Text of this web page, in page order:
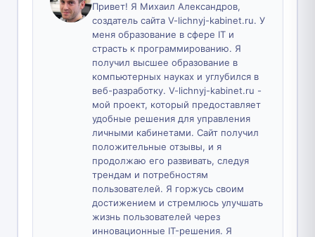
Привет! Я Михаил Александров,
создатель сайта V-lichnyj-kabinet.ru. У
меня образование в сфере IT и
страсть к программированию. Я
получил высшее образование в
компьютерных науках и углубился в
веб-разработку. V-lichnyj-kabinet.ru -
мой проект, который предоставляет
удобные решения для управления
личными кабинетами. Сайт получил
положительные отзывы, и я
продолжаю его развивать, следуя
трендам и потребностям
пользователей. Я горжусь своим
достижением и стремлюсь улучшать
жизнь пользователей через
инновационные IT-решения. Я